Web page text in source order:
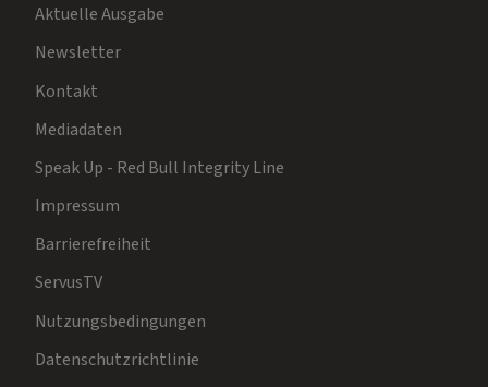
Aktuelle Ausgabe
Newsletter
Kontakt
Mediadaten
Speak Up - Red Bull Integrity Line
Impressum
Barrierefreiheit
ServusTV
Nutzungsbedingungen
Datenschutzrichtlinie